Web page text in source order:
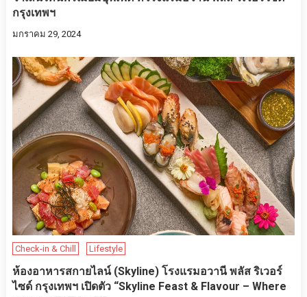
กรุงเทพฯ
มกราคม 29, 2024
Check-in & Chill Lifestyle
ห้องอาหารสกายไลน์ (Skyline) โรงแรมอวานี พลัส ริเวอร์
ไซด์ กรุงเทพฯ เปิดตัว “Skyline Feast & Flavour – Where